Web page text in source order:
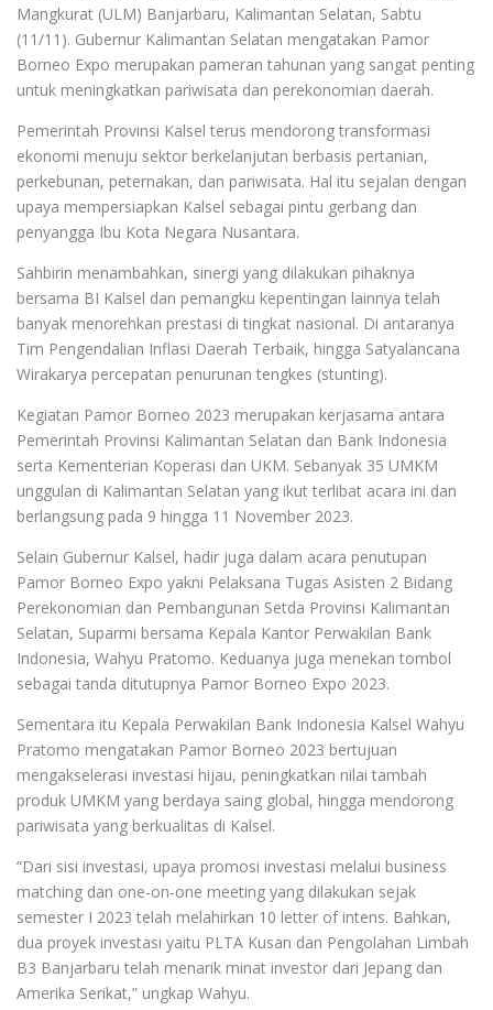
Mangkurat (ULM) Banjarbaru, Kalimantan Selatan, Sabtu
(11/11). Gubernur Kalimantan Selatan mengatakan Pamor
Borneo Expo merupakan pameran tahunan yang sangat penting
untuk meningkatkan pariwisata dan perekonomian daerah.
Pemerintah Provinsi Kalsel terus mendorong transformasi
ekonomi menuju sektor berkelanjutan berbasis pertanian,
perkebunan, peternakan, dan pariwisata. Hal itu sejalan dengan
upaya mempersiapkan Kalsel sebagai pintu gerbang dan
penyangga Ibu Kota Negara Nusantara.
Sahbirin menambahkan, sinergi yang dilakukan pihaknya
bersama BI Kalsel dan pemangku kepentingan lainnya telah
banyak menorehkan prestasi di tingkat nasional. Di antaranya
Tim Pengendalian Inflasi Daerah Terbaik, hingga Satyalancana
Wirakarya percepatan penurunan tengkes (stunting).
Kegiatan Pamor Borneo 2023 merupakan kerjasama antara
Pemerintah Provinsi Kalimantan Selatan dan Bank Indonesia
serta Kementerian Koperasi dan UKM. Sebanyak 35 UMKM
unggulan di Kalimantan Selatan yang ikut terlibat acara ini dan
berlangsung pada 9 hingga 11 November 2023.
Selain Gubernur Kalsel, hadir juga dalam acara penutupan
Pamor Borneo Expo yakni Pelaksana Tugas Asisten 2 Bidang
Perekonomian dan Pembangunan Setda Provinsi Kalimantan
Selatan, Suparmi bersama Kepala Kantor Perwakilan Bank
Indonesia, Wahyu Pratomo. Keduanya juga menekan tombol
sebagai tanda ditutupnya Pamor Borneo Expo 2023.
Sementara itu Kepala Perwakilan Bank Indonesia Kalsel Wahyu
Pratomo mengatakan Pamor Borneo 2023 bertujuan
mengakselerasi investasi hijau, peningkatkan nilai tambah
produk UMKM yang berdaya saing global, hingga mendorong
pariwisata yang berkualitas di Kalsel.
“Dari sisi investasi, upaya promosi investasi melalui business
matching dan one-on-one meeting yang dilakukan sejak
semester I 2023 telah melahirkan 10 letter of intens. Bahkan,
dua proyek investasi yaitu PLTA Kusan dan Pengolahan Limbah
B3 Banjarbaru telah menarik minat investor dari Jepang dan
Amerika Serikat,” ungkap Wahyu.